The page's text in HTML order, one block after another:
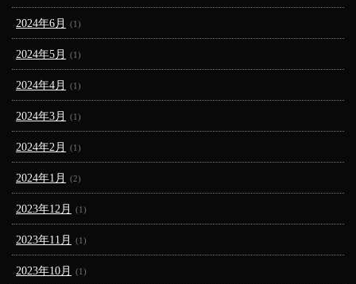
2024年6月 (1)
2024年5月 (1)
2024年4月 (1)
2024年3月 (1)
2024年2月 (1)
2024年1月 (2)
2023年12月 (1)
2023年11月 (1)
2023年10月 (1)